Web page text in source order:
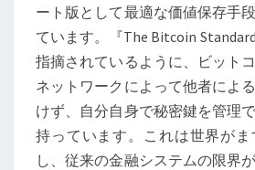
ート版として最適な価値保存手
ています。『The Bitcoin
指摘されているように、ビット
ネットワークによって他者によ
けず、自分自身で秘密鍵を管理
持っています。これは世界が
し、従来の金融システムの限界